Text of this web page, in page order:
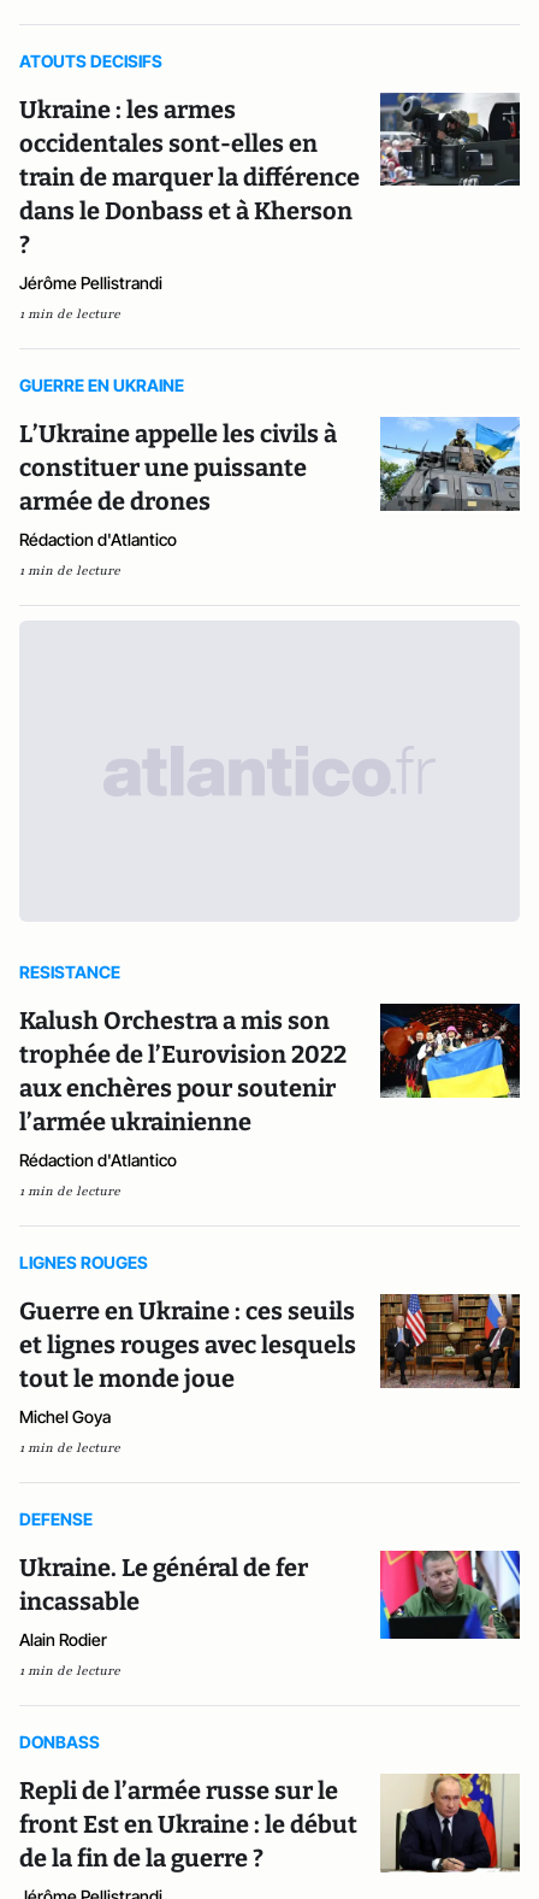
ATOUTS DECISIFS
Ukraine : les armes
occidentales sont-elles en
train de marquer la différence
dans le Donbass et à Kherson
?
Jérôme Pellistrandi
1 min de lecture
GUERRE EN UKRAINE
L’Ukraine appelle les civils à
constituer une puissante
armée de drones
Rédaction d'Atlantico
1 min de lecture
RESISTANCE
Kalush Orchestra a mis son
trophée de l’Eurovision 2022
aux enchères pour soutenir
l’armée ukrainienne
Rédaction d'Atlantico
1 min de lecture
LIGNES ROUGES
Guerre en Ukraine : ces seuils
et lignes rouges avec lesquels
tout le monde joue
Michel Goya
1 min de lecture
DEFENSE
Ukraine. Le général de fer
incassable
Alain Rodier
1 min de lecture
DONBASS
Repli de l’armée russe sur le
front Est en Ukraine : le début
de la fin de la guerre ?